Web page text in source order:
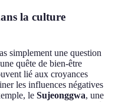
la culture
simplement une question
quête de bien-être
lié aux croyances
les influences négatives
le Sujeonggwa, une